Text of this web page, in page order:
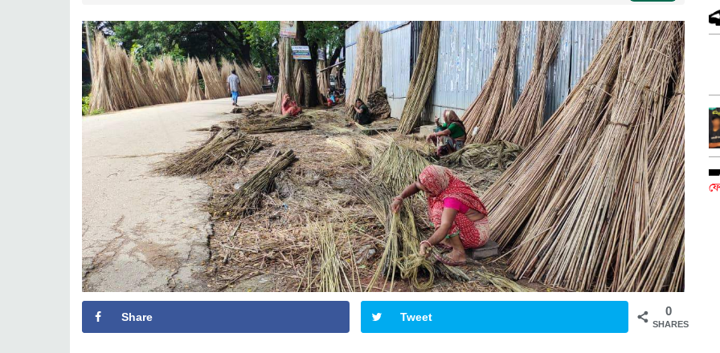
0
SHARES
Share Tweet